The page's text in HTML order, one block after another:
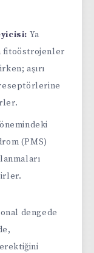
Ya
fitoöstrojenler
aşırı
(PMS)
dengede